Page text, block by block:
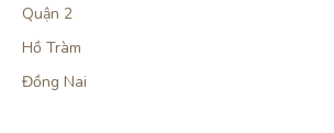
Quận 2
Hồ Tràm
Đồng Nai